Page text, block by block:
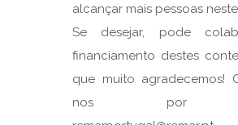
alcançar mais pessoas
Se desejar, pode
financiamento destes
que muito agradecemos!
nos por